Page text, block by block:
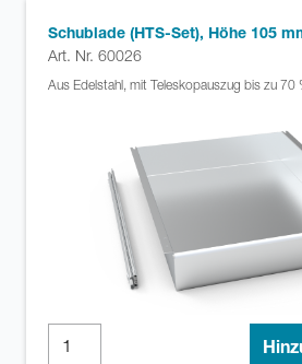
Schublade (HTS-Set), Höhe 105
Art. Nr. 60026
Aus Edelstahl, mit Teleskopauszug bis zu 70